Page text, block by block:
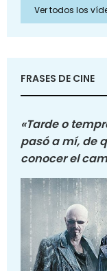
Ver todos los
FRASES DE CINE
«Tarde o
pasó a mí, de
conocer el